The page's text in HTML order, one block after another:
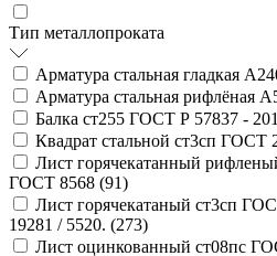
Тип металлопроката
Арматура стальная гладкая
Арматура стальная рифлёная
Балка ст255 ГОСТ Р 57837 -
Квадрат стальной ст3сп ГОСТ
Лист горячекатанный
ГОСТ 8568 (91)
Лист горячекатаный ст3сп
19281 / 5520. (273)
Лист оцинкованный ст08пс